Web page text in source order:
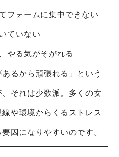
フォームに集中できない
ていない
やる気がそがれる
るから頑張れる」という
それは少数派。多くの女
や環境からくるストレス
因になりやすいのです。